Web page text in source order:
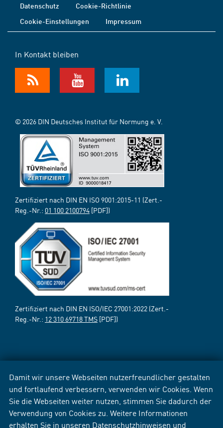
Damit wir unsere Webseiten nutzerfreundlicher gestalten
und fortlaufend verbessern, verwenden wir Cookies. Wenn
Sie die Webseiten weiter nutzen, stimmen Sie dadurch der
Verwendung von Cookies zu. Weitere Informationen
erhalten Sie in unseren Datenschutzhinweisen und
Datenschutz
Cookie-Richtlinie
Cookie-Einstellungen
Impressum
In Kontakt bleiben
© 2026 DIN Deutsches Institut für Normung e. V.
Zertifiziert nach DIN EN ISO 9001:2015-11 (Zert.-
Reg.-Nr.: 01 100 2100794 [PDF])
Zertifiziert nach DIN EN ISO/IEC 27001:2022 (Zert.-
Reg.-Nr.: 12 310 69718 TMS [PDF])